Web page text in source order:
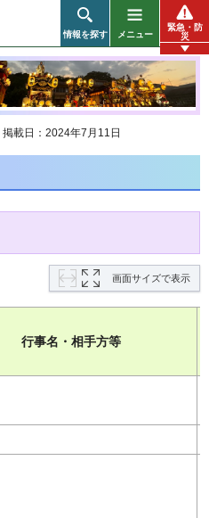
情報を探す メニュー
緊急・防
災
掲載日：2024年7月11日
画面サイズで表示
行事名・相手方等